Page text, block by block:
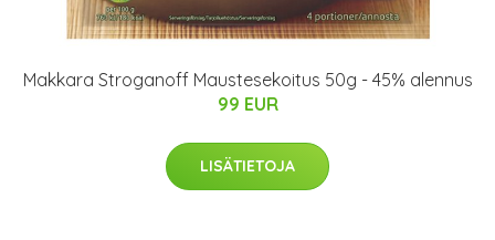
Makkara Stroganoff Maustesekoitus 50g - 45% alennus
99 EUR
LISÄTIETOJA